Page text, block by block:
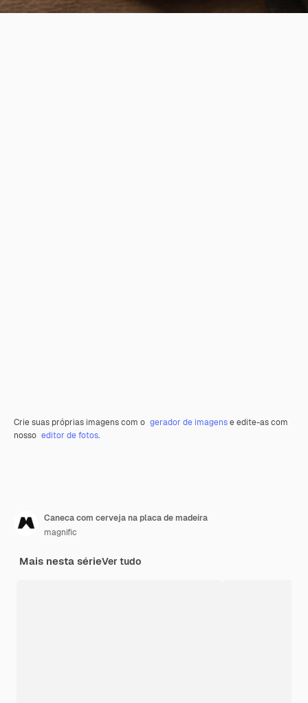
Crie suas próprias imagens com o gerador de imagense edite-as com
nosso editor de fotos.
Caneca com cerveja na placa de madeira
magnific
Mais nesta sérieVer tudo